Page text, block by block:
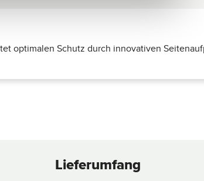
optimalen Schutz durch innovativen
Lieferumfang